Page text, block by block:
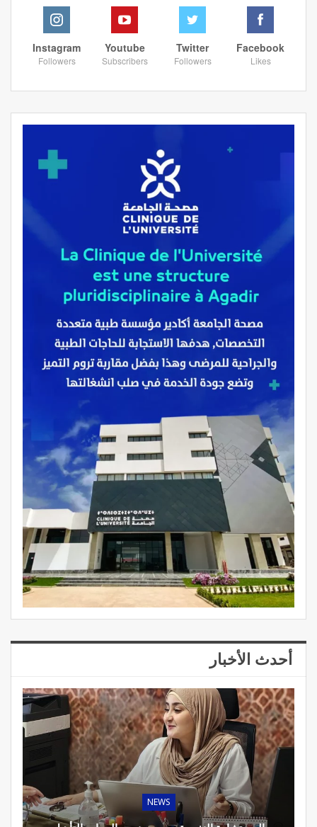
Facebook
Likes
Twitter
Followers
Youtube
Subscribers
Instagram
Followers
أحدث الأخبار
NEWS